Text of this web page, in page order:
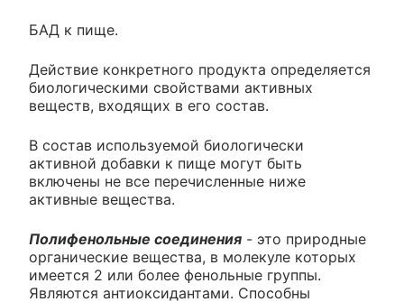
БАД к пище.
Действие конкретного продукта определяется
биологическими свойствами активных
веществ, входящих в его состав.
В состав используемой биологически
активной добавки к пище могут быть
включены не все перечисленные ниже
активные вещества.
Полифенольные соединения - это природные
органические вещества, в молекуле которых
имеется 2 или более фенольные группы.
Являются антиоксидантами. Способны